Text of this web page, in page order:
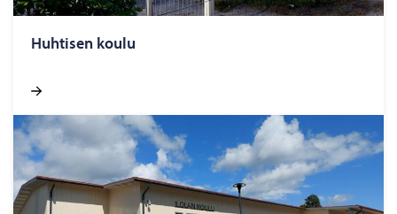
Huh­ti­sen koulu